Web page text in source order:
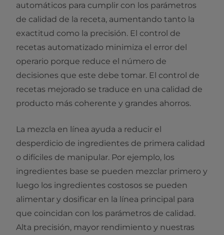
automáticos para cumplir con los parámetros
de calidad de la receta, aumentando tanto la
exactitud como la precisión. El control de
recetas automatizado minimiza el error del
operario porque reduce el número de
decisiones que este debe tomar. El control de
recetas mejorado se traduce en una calidad de
producto más coherente y grandes ahorros.
La mezcla en línea ayuda a reducir el
desperdicio de ingredientes de primera calidad
o difíciles de manipular. Por ejemplo, los
ingredientes base se pueden mezclar primero y
luego los ingredientes costosos se pueden
alimentar y dosificar en la línea principal para
que coincidan con los parámetros de calidad.
Alta precisión, mayor rendimiento y nuestras